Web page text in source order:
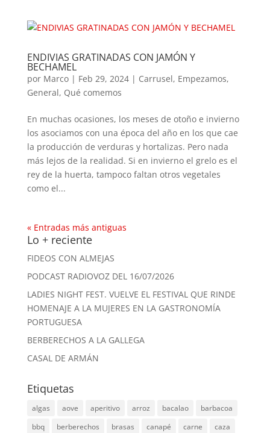
ENDIVIAS GRATINADAS CON JAMÓN Y
BECHAMEL
por Marco| Feb 29, 2024| Carrusel, Empezamos,
General, Qué comemos
En muchas ocasiones, los meses de otoño e invierno
los asociamos con una época del año en los que cae
la producción de verduras y hortalizas. Pero nada
más lejos de la realidad. Si en invierno el grelo es el
rey de la huerta, tampoco faltan otros vegetales
como el...
« Entradas más antiguas
Lo + reciente
FIDEOS CON ALMEJAS
PODCAST RADIOVOZ DEL 16/07/2026
LADIES NIGHT FEST. VUELVE EL FESTIVAL QUE RINDE
HOMENAJE A LA MUJERES EN LA GASTRONOMÍA
PORTUGUESA
BERBERECHOS A LA GALLEGA
CASAL DE ARMÁN
Etiquetas
algas aove aperitivo arroz bacalao
barbacoa
bbq
berberechos brasas canapé carne
caza